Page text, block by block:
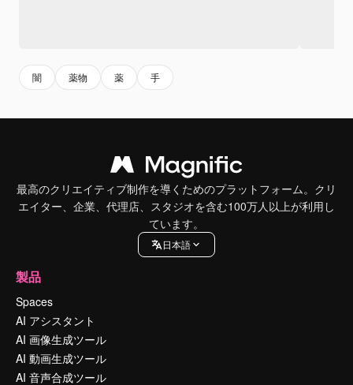
闇 薬物 薬 手
最高のクリエイティブ制作を導くためのプラットフォーム。クリ
エイター、企業、代理店、スタジオを含む100万人以上が利用し
ています。
日本語
製品
Spaces
AI アシスタント
AI 画像生成ツール
AI 動画生成ツール
AI 音声合成ツール